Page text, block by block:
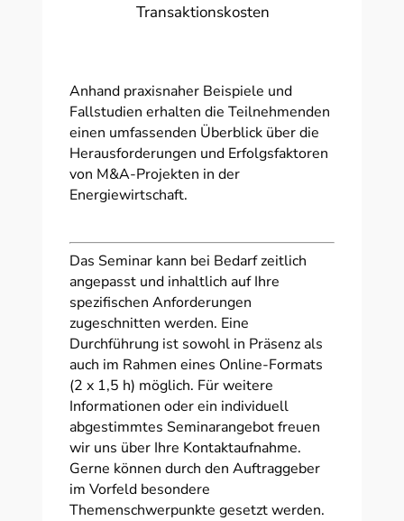
Transaktionskosten
Anhand praxisnaher Beispiele und
Fallstudien erhalten die Teilnehmenden
einen umfassenden Überblick über die
Herausforderungen und Erfolgsfaktoren
von M&A-Projekten in der
Energiewirtschaft.
Das Seminar kann bei Bedarf zeitlich
angepasst und inhaltlich auf Ihre
spezifischen Anforderungen
zugeschnitten werden. Eine
Durchführung ist sowohl in Präsenz als
auch im Rahmen eines Online-Formats
(2 x 1,5 h) möglich. Für weitere
Informationen oder ein individuell
abgestimmtes Seminarangebot freuen
wir uns über Ihre Kontaktaufnahme.
Gerne können durch den Auftraggeber
im Vorfeld besondere
Themenschwerpunkte gesetzt werden.